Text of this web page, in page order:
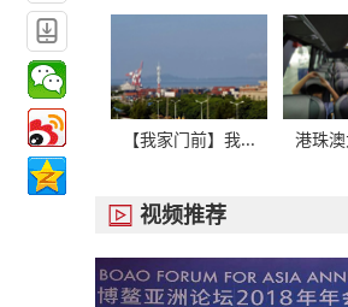

【我家门前】我... 港珠
 视频推荐